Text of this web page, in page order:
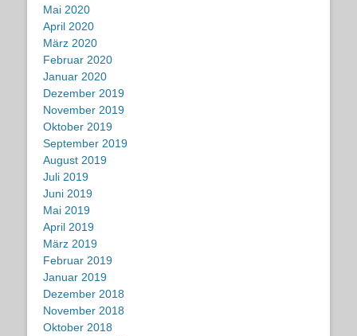
Mai 2020
April 2020
März 2020
Februar 2020
Januar 2020
Dezember 2019
November 2019
Oktober 2019
September 2019
August 2019
Juli 2019
Juni 2019
Mai 2019
April 2019
März 2019
Februar 2019
Januar 2019
Dezember 2018
November 2018
Oktober 2018